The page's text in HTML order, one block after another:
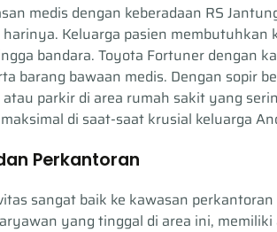
medis dengan keberadaan RS
Keluarga pasien membutuhkan
bandara. Toyota Fortuner dengan
barang bawaan medis. Dengan sopir
parkir di area rumah sakit yang
di saat-saat krusial keluarga
Perkantoran
sangat baik ke kawasan
yang tinggal di area ini,